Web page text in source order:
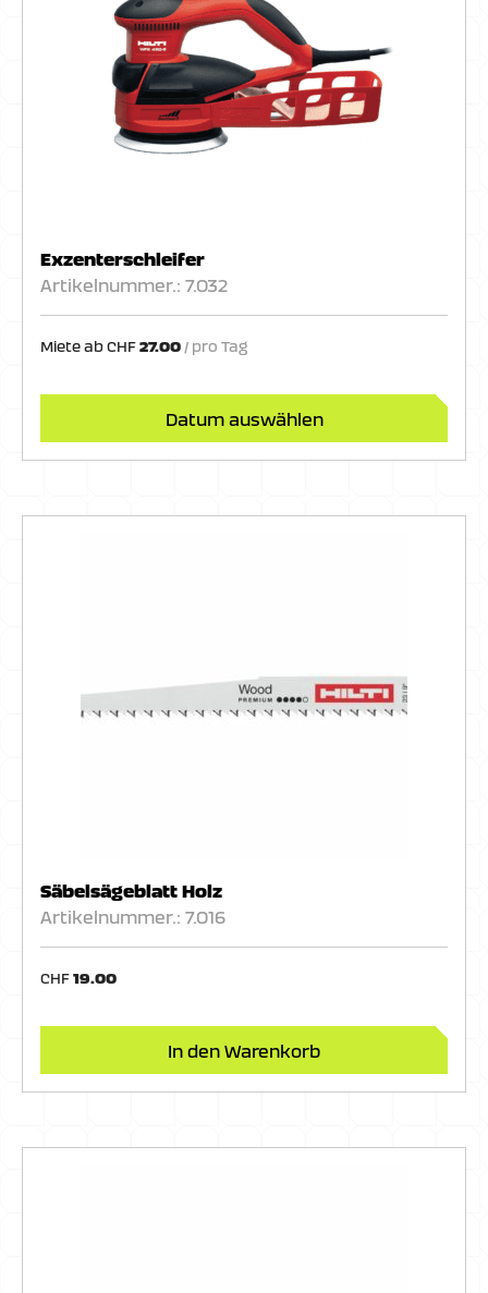
Exzenterschleifer
Artikelnummer.: 7.032
Miete abCHF27.00
Datum auswählen
Säbelsägeblatt Holz
Artikelnummer.: 7.016
CHF19.00
In den Warenkorb